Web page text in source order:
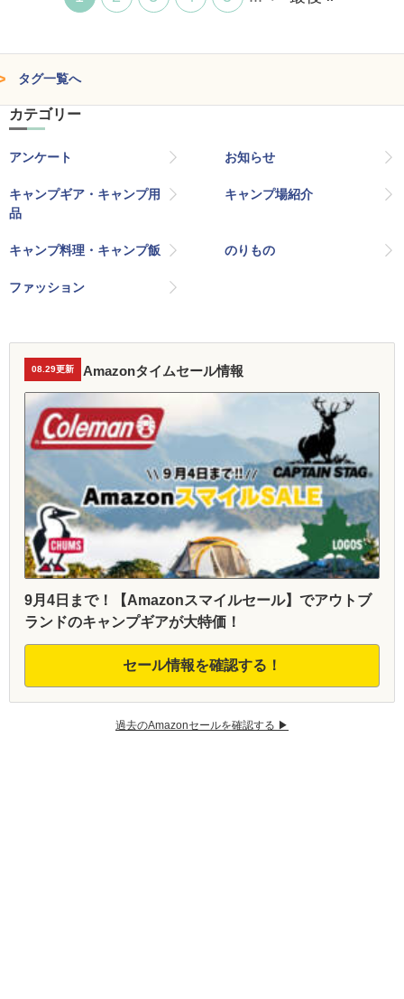
タグ一覧へ
カテゴリー
アンケート お知らせ
キャンプギア・キャンプ用
品
キャンプ場紹介
キャンプ料理・キャンプ飯 のりもの
ファッション
08.29更新 Amazonタイムセール情報
9月4日まで！【Amazonスマイルセール】でアウトブ
ランドのキャンプギアが大特価！
セール情報を確認する！
過去のAmazonセールを確認する ▶︎